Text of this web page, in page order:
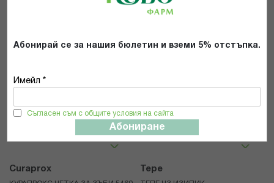
Абонирай се за нашия бюлетин и вземи 5% отстъпка.
Имейл *
Съгласен съм с общите условия на сайта
Абониране
Популярни в тази категория
Curaprox Tepe